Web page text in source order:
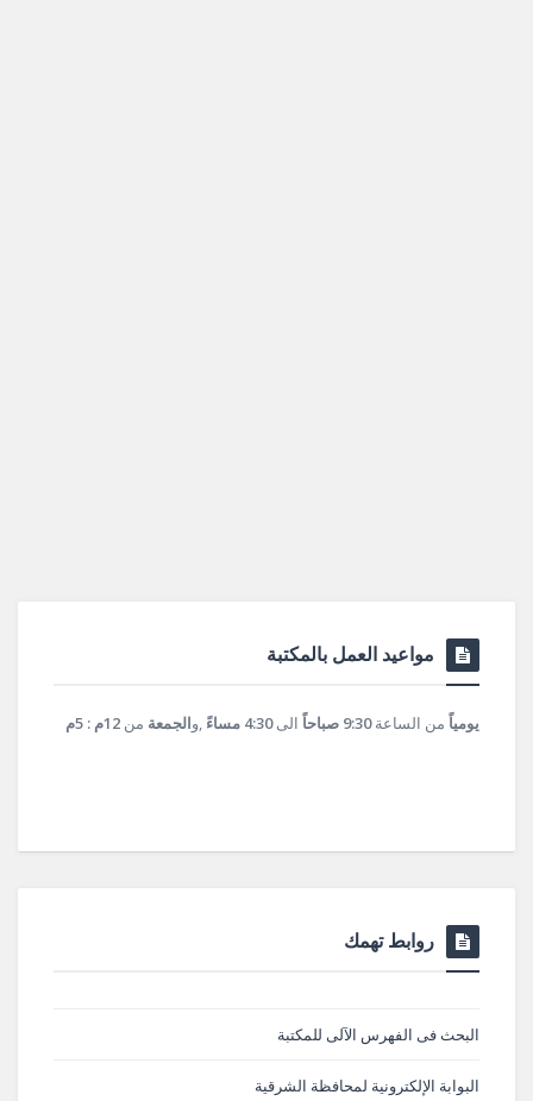
مواعيد العمل بالمكتبة
يومياً من الساعة9:30 صباحاً الى4:30 مساءً ,والجمعة من 12م : 5م
روابط تهمك
البحث فى الفهرس الآلى للمكتبة
البوابة الإلكترونية لمحافظة الشرقية